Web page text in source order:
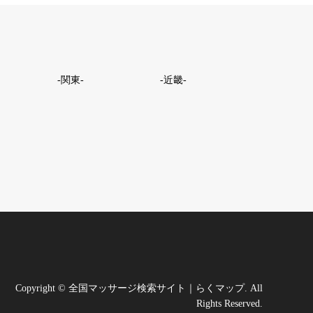
-関東- -近畿-
Copyright © 全国マッサージ検索サイト｜らくマップ. All
Rights Reserved.